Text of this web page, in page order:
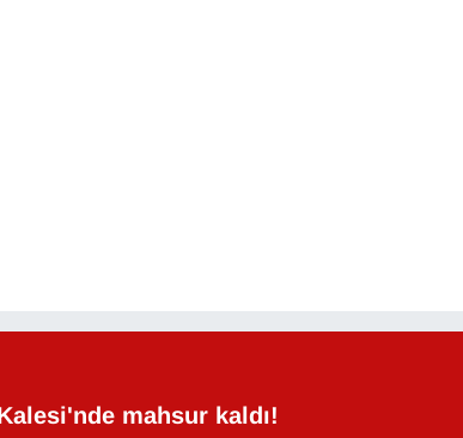
mahsur kaldı!